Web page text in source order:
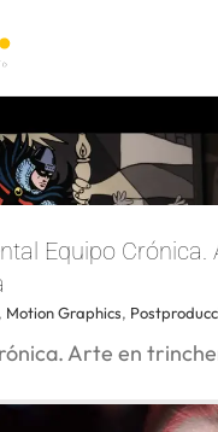
Equipo Crónica.
, Motion Graphics,
Arte en